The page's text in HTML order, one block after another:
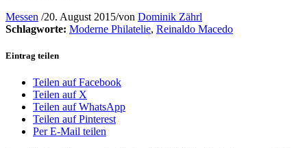
Messen /20. August 2015/von Dominik Zährl
Schlagworte: Moderne Philatelie, Reinaldo Macedo
Eintrag teilen
Teilen auf Facebook
Teilen auf X
Teilen auf WhatsApp
Teilen auf Pinterest
Per E-Mail teilen